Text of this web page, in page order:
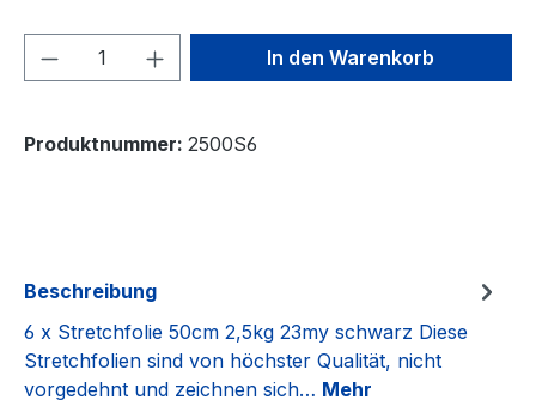
Produkt Anzahl: Gib denIn den Warenkorb
Produktnummer: 2500S6
Beschreibung
6 x Stretchfolie 50cm 2,5kg 23my schwarz Diese
Stretchfolien sind von höchster Qualität, nicht
vorgedehnt und zeichnen sich… Mehr